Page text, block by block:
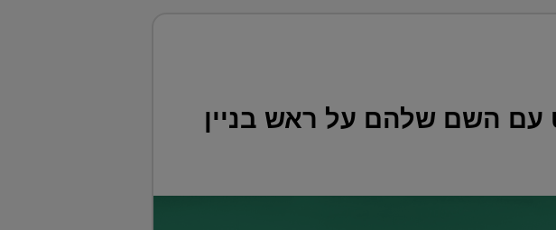
עם השם שלהם על ראש בניין